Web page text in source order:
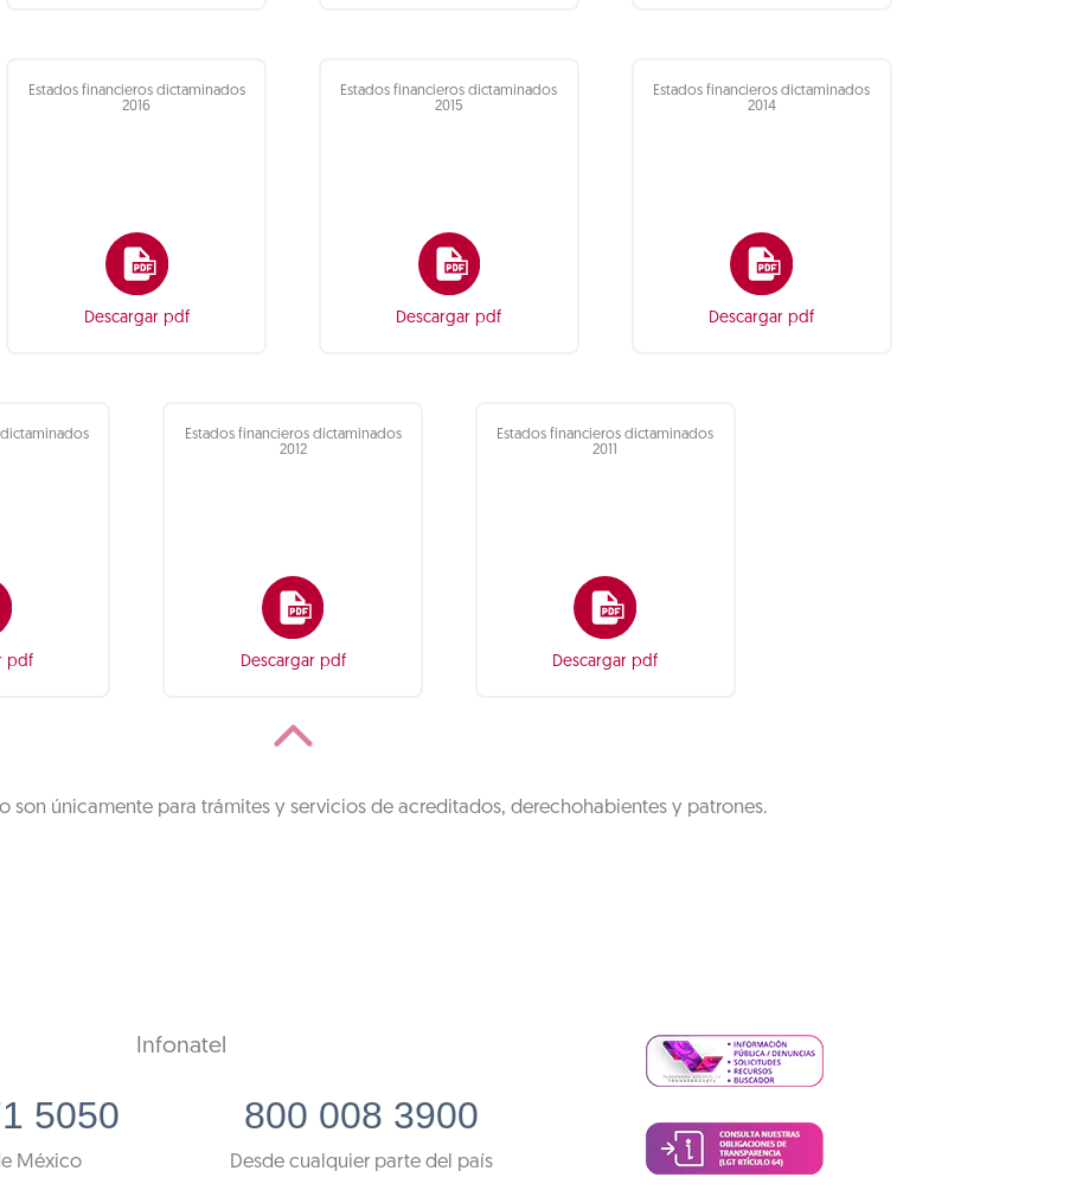
Estados financieros dictaminados
2016
Descargar pdf
Estados financieros dictaminados
2015
Descargar pdf
Estados financieros dictaminados
2014
Descargar pdf
dictaminados
pdf
Estados financieros dictaminados
2012
Descargar pdf
Estados financieros dictaminados
2011
Descargar pdf
son únicamente para trámites y servicios de acreditados, derechohabientes y patrones.
Infonatel
5050
México
800 008 3900
Desde cualquier parte del país